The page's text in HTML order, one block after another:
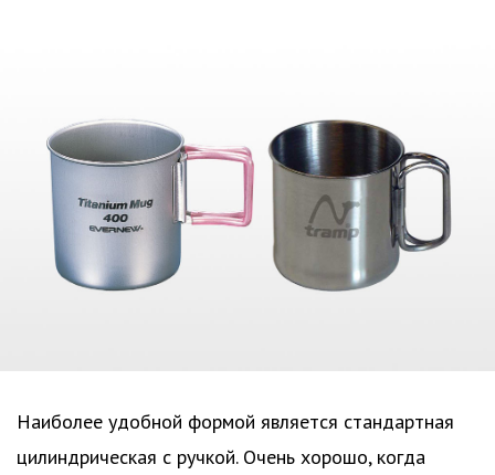
Наиболее удобной формой является стандартная
цилиндрическая с ручкой. Очень хорошо, когда